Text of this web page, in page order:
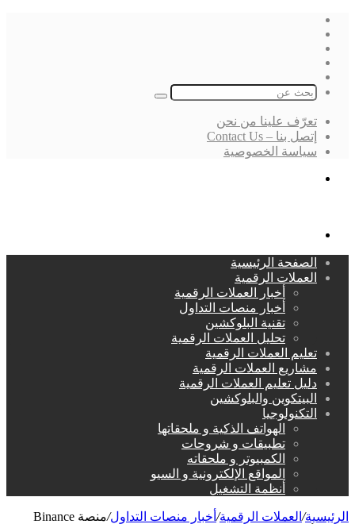
بحث
تعرّف علينا من نحن
إتصل بنا – Contact Us
سياسة الخصوصية
الصفحة الرئيسية
العملات الرقمية
أخبار العملات الرقمية
أخبار منصات التداول
تقنية البلوكشين
تحليل العملات الرقمية
تعليم العملات الرقمية
مشاريع العملات الرقمية
دليل تعليم العملات الرقمية
البيتكوين والبلوكشين
التكنولوجيا
الهواتف الذكية و ملحقاتها
تطبيقات و شروحات
الكمبيوتر و ملحقاته
المواقع الإلكترونية و السيو
أنظمة التشغيل
الرئيسية/ العملات الرقمية/ أخبار منصات التداول/
منصة Binance